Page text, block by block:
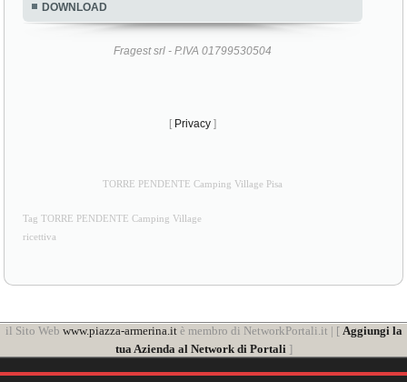
DOWNLOAD
Fragest srl - P.IVA 01799530504
[ Privacy ]
TORRE PENDENTE Camping Village Pisa
Tag TORRE PENDENTE Camping Village
ricettiva
il Sito Web www.piazza-armerina.itè membro di NetworkPortali.it | [ Aggiungi la
tua Azienda al Network di Portali ]